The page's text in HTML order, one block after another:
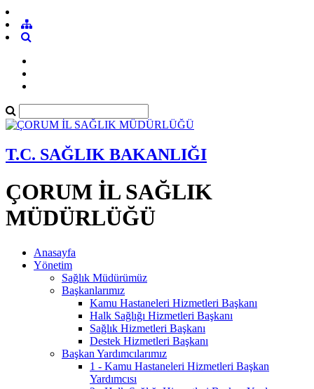
T.C. SAĞLIK BAKANLIĞI
ÇORUM İL SAĞLIK
MÜDÜRLÜĞÜ
Anasayfa
Yönetim
Sağlık Müdürümüz
Başkanlarımız
Kamu Hastaneleri Hizmetleri Başkanı
Halk Sağlığı Hizmetleri Başkanı
Sağlık Hizmetleri Başkanı
Destek Hizmetleri Başkanı
Başkan Yardımcılarımız
1 - Kamu Hastaneleri Hizmetleri Başkan
Yardımcısı